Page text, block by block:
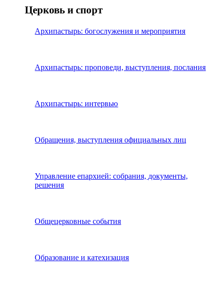
Церковь и спорт
Архипастырь: богослужения и мероприятия
Архипастырь: проповеди, выступления, послания
Архипастырь: интервью
Обращения, выступления официальных лиц
Управление епархией: собрания, документы,
решения
Общецерковные события
Образование и катехизация